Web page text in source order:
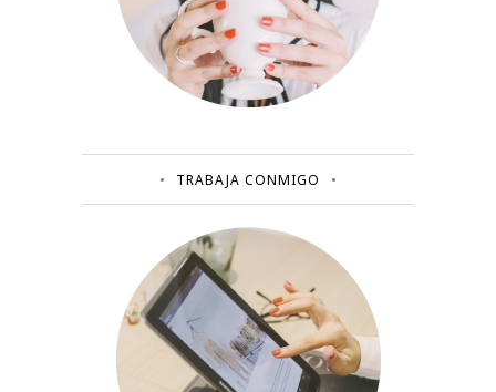
TRABAJA CONMIGO